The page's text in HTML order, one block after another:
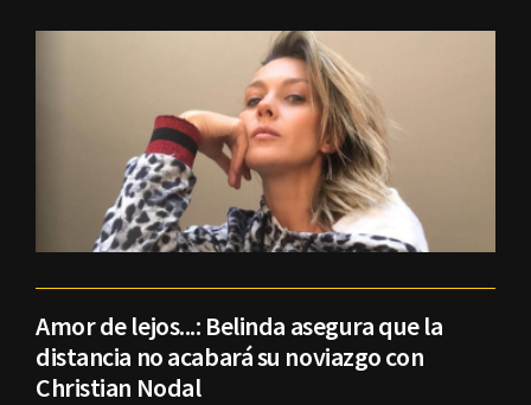
Amor de lejos...: Belinda asegura que la
distancia no acabará su noviazgo con
Christian Nodal